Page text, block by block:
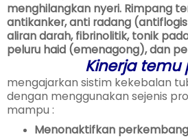
menghilangkan nyeri. Rimpang
antikanker, anti radang
aliran darah, fibrinolitik, tonik
peluru haid (emenagong), dan
Kinerja temu
mengajarkan sistim kekebalan
dengan menggunakan sejenis
mampu :
Menonaktifkan